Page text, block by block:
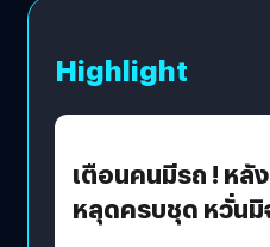
Highlight
เตือนคนมีรถ ! หลั
หลุดครบชุด หวั่น